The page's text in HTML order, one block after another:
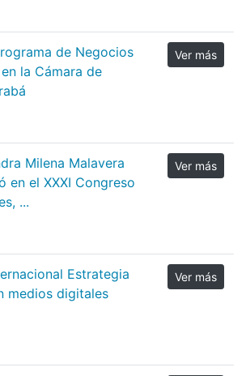
de Negocios
la Cámara de
Ver más
Milena Malavera
en el XXXI Congreso
...
Ver más
Estrategia
medios digitales
Ver más